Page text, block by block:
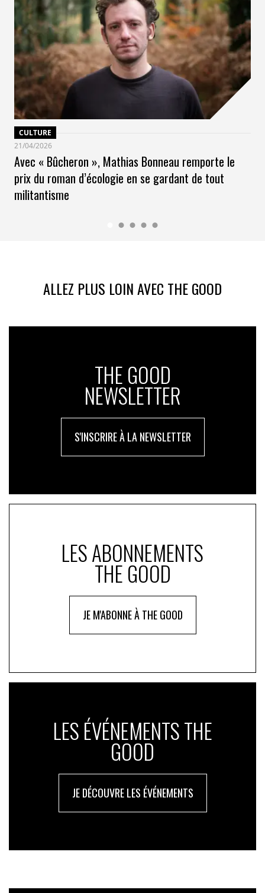
CULTURE
21/04/2026
Avec « Bûcheron », Mathias Bonneau remporte le
prix du roman d’écologie en se gardant de tout
militantisme
ALLEZ PLUS LOIN AVEC THE GOOD
THE GOOD
NEWSLETTER
S'INSCRIRE À LA NEWSLETTER
LES ABONNEMENTS
THE GOOD
JE M'ABONNE À THE GOOD
LES ÉVÉNEMENTS THE
GOOD
JE DÉCOUVRE LES ÉVÉNEMENTS